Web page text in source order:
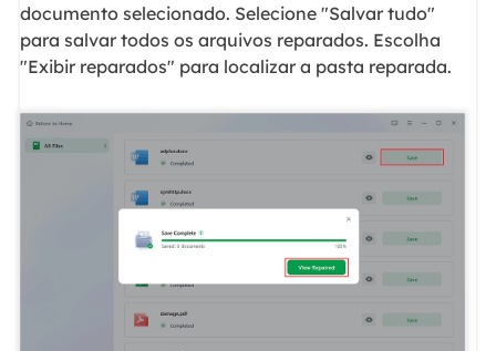
documento selecionado. Selecione "Salvar tudo"
para salvar todos os arquivos reparados. Escolha
"Exibir reparados" para localizar a pasta reparada.